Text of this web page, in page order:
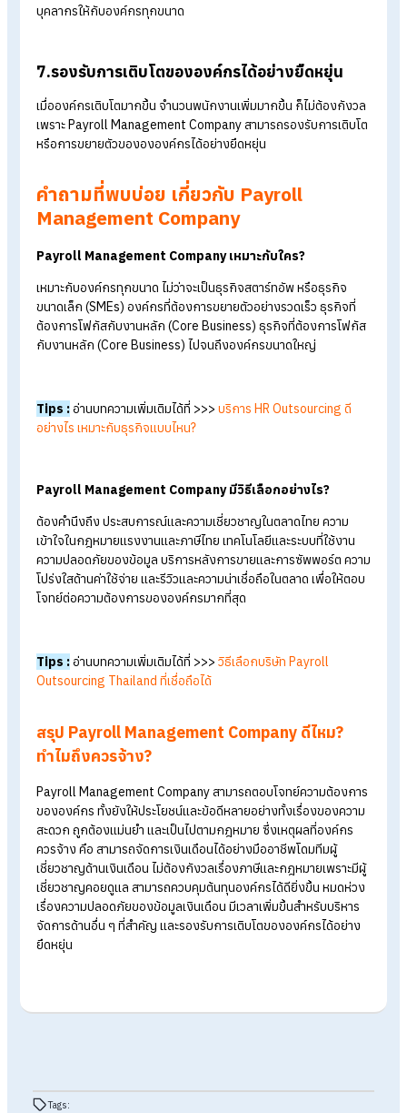
ผู้ตรวจสอบภายในน้อย จึงช่วยรักษาความลับเรื่องเงินเดือนได้ดีขึ้
5.มีเวลาเพิ่มขึ้นสำหรับบริหารจัดการด้านอื่น ๆ ที่
สำคัญ
ความละเอียดสูง จึงอาจทำให้ต้องเสียเวลาไปกับการทำงานในส่วน
มาก แต่หากเลือกจ้าง Payroll Management Company ก็จะช่
ให้ประหยัดเวลาในส่วนนี้ลงไปมาก นอกจากจะหมดห่วงเรื่องความ
ต้องแม่นยำแล้ว ยังทำให้มีเวลาไปโฟกัสงานสำคัญด้านอื่น ๆ ได้อีก
6.วางใจเรื่องทำเงินเดือนไม่มีสะดุดแม้ไม่มี HR
ไม่มีความผิดพลาดหรือล่าช้า เพราะ Payroll Management
Company ให้บริการอย่างครบวงจร เพิ่มความมั่นใจด้านการบริห
7.รองรับการเติบโตขององค์กรได้อย่างยืดหยุ่น
เมื่อองค์กรเติบโตมากขึ้น จำนวนพนักงานเพิ่มมากขึ้น ก็ไม่ต้องกัง
เพราะ Payroll Management Company สามารถรองรับการเติ
หรือการขยายตัวของององค์กรได้อย่างยืดหยุ่น
คำถามที่พบบ่อย เกี่ยวกับ Payroll
Management Company
Payroll Management Company เหมาะกับใคร?
เหมาะกับองค์กรทุกขนาด ไม่ว่าจะเป็นธุรกิจสตาร์ทอัพ หรือธุรกิจ
ขนาดเล็ก (SMEs) องค์กรที่ต้องการขยายตัวอย่างรวดเร็ว ธุรกิจที่
ต้องการโฟกัสกับงานหลัก (Core Business) ธุรกิจที่ต้องการโฟ
กับงานหลัก (Core Business) ไปจนถึงองค์กรขนาดใหญ่
Tips :อ่านบทความเพิ่มเติมได้ที่ >>>บริการ HR Outsourcing ดี
อย่างไร เหมาะกับธุรกิจแบบไหน?
โปร่งใสด้านค่าใช้จ่าย และรีวิวและความน่าเชื่อถือในตลาด เพื่อให้ต